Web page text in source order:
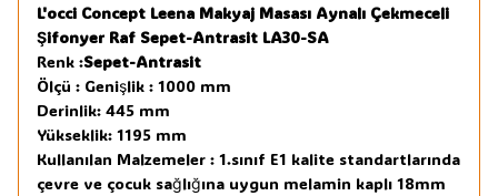
L'occi Concept Leena Makyaj Masası Aynalı Çekmeceli
Şifonyer Raf Sepet-Antrasit LA30-SA
Renk :Sepet-Antrasit
Ölçü : Genişlik : 1000 mm
Derinlik: 445 mm
Yükseklik: 1195 mm
Kullanılan Malzemeler : 1.sınıf E1 kalite standartlarında
çevre ve çocuk sağlığına uygun melamin kaplı 18mm